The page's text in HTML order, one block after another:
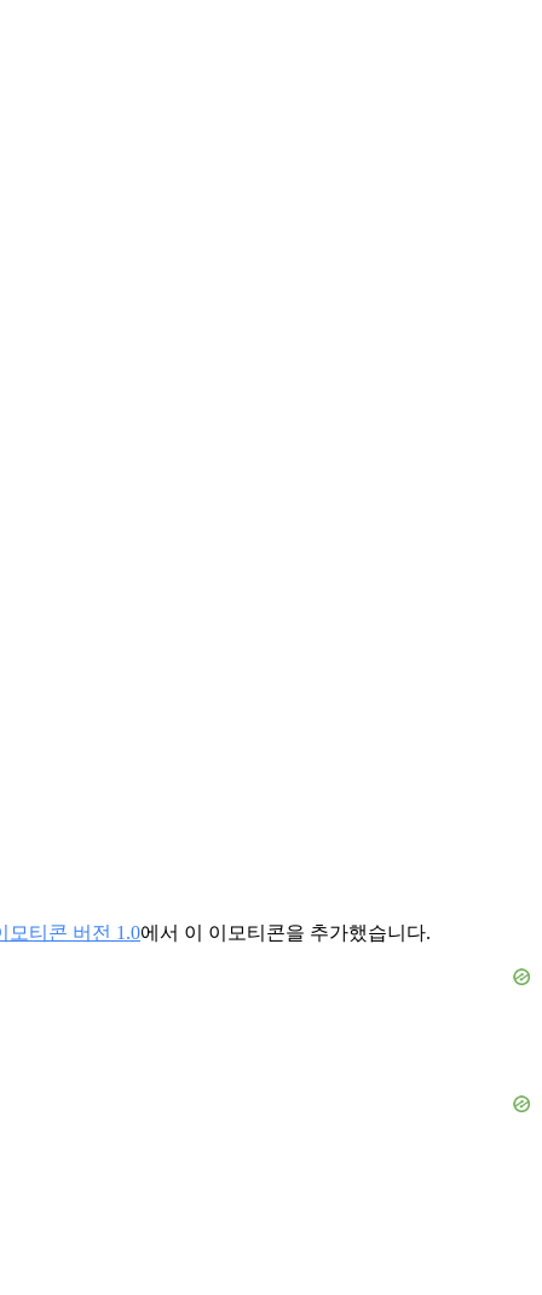
모티콘 버전 1.0에서 이 이모티콘을 추가했습니다.